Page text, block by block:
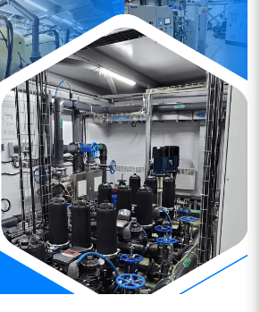
Смотреть проект